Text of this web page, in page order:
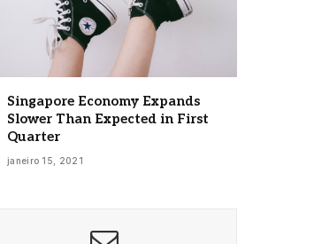
Singapore Economy Expands
Slower Than Expected in First
Quarter
janeiro 15, 2021